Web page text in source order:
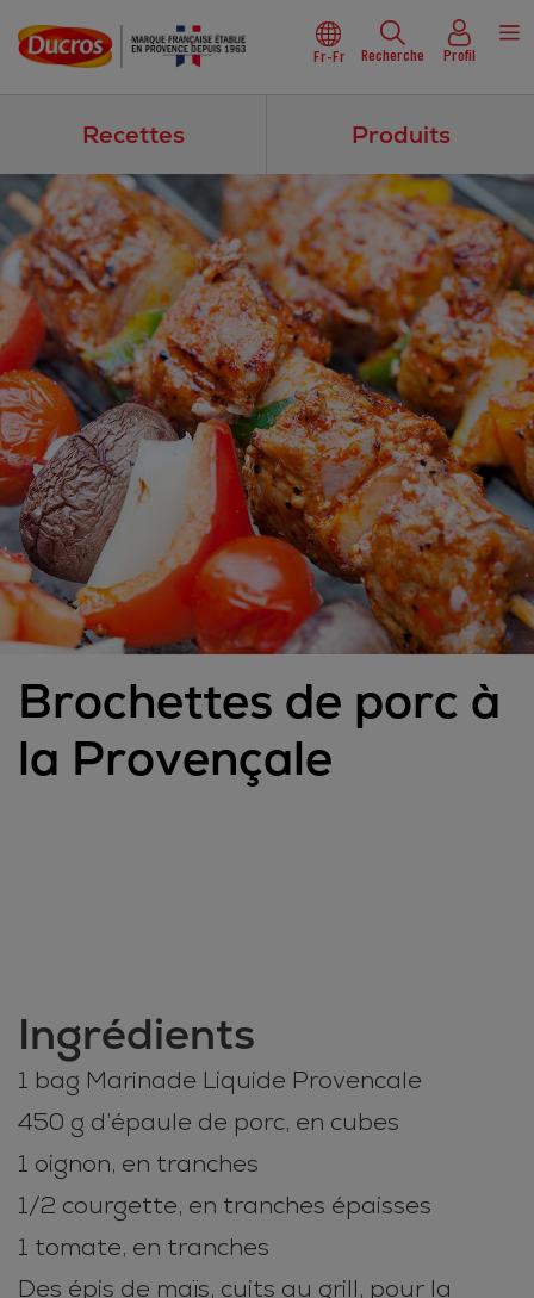
Fr-Fr Recherche Profil
Recettes Produits
Brochettes de porc à
la Provençale
Ingrédients
1 bag Marinade Liquide Provencale
450 g d’épaule de porc, en cubes
1 oignon, en tranches
1/2 courgette, en tranches épaisses
1 tomate, en tranches
Des épis de maïs, cuits au grill, pour la